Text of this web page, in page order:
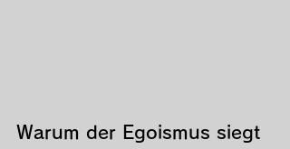
Warum der Egoismus siegt